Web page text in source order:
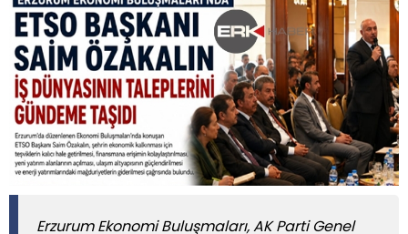
Erzurum Ekonomi Buluşmaları, AK Parti Genel